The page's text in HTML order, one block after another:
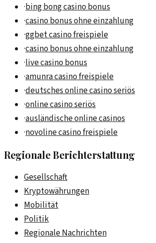
·bing bong casino bonus
·casino bonus ohne einzahlung
·ggbet casino freispiele
·casino bonus ohne einzahlung
·live casino bonus
·amunra casino freispiele
·deutsches online casino seriös
·online casino seriös
·ausländische online casinos
·novoline casino freispiele
Regionale Berichterstattung
Gesellschaft
Kryptowährungen
Mobilität
Politik
Regionale Nachrichten